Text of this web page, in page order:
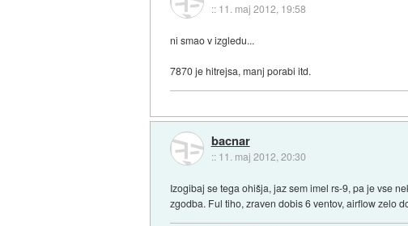
:: 11. maj 2012, 19:58
ni smao v izgledu...
7870 je hitrejsa, manj porabi itd.
bacnar
:: 11. maj 2012, 20:30
Izogibaj se tega ohišja, jaz sem imel rs-9, pa je vse
zgodba. Ful tiho, zraven dobis 6 ventov, airflow zelo